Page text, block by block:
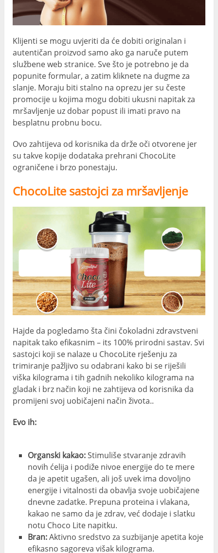
Klijenti se mogu uvjeriti da će dobiti originalan i
autentičan proizvod samo ako ga naruče putem
službene web stranice. Sve što je potrebno je da
popunite formular, a zatim kliknete na dugme za
slanje. Moraju biti stalno na oprezu jer su česte
promocije u kojima mogu dobiti ukusni napitak za
mršavljenje uz dobar popust ili imati pravo na
besplatnu probnu bocu.
Ovo zahtijeva od korisnika da drže oči otvorene jer
su takve kopije dodataka prehrani ChocoLite
ograničene i brzo ponestaju.
ChocoLite sastojci za mršavljenje
Hajde da pogledamo šta čini čokoladni zdravstveni
napitak tako efikasnim – its 100% prirodni sastav. Svi
sastojci koji se nalaze u ChocoLite rješenju za
trimiranje pažljivo su odabrani kako bi se riješili
viška kilograma i tih gadnih nekoliko kilograma na
gladak i brz način koji ne zahtijeva od korisnika da
promijeni svoj uobičajeni način života..
Evo ih:
Organski kakao:Stimuliše stvaranje zdravih
novih ćelija i podiže nivoe energije do te mere
da je apetit ugašen, ali još uvek ima dovoljno
energije i vitalnosti da obavlja svoje uobičajene
dnevne zadatke. Prepuna proteina i vlakana,
kakao ne samo da je zdrav, već dodaje i slatku
notu Choco Lite napitku.
Bran:Aktivno sredstvo za suzbijanje apetita koje
efikasno sagoreva višak kilograma.